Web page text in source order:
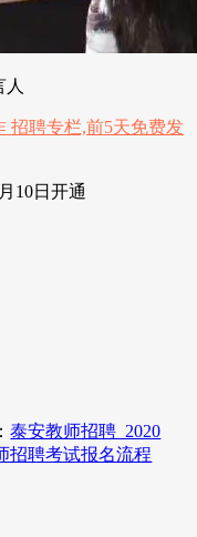
10日开通
泰安教师招聘_2020
招聘考试报名流程